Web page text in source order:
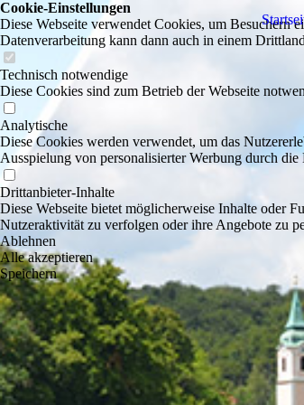
Cookie-Einstellungen
Diese Webseite verwendet Cookies, um Besuchern
Datenverarbeitung kann dann auch in einem
Technisch notwendige
Diese Cookies sind zum Betrieb der Webseite
Analytische
Diese Cookies werden verwendet, um das
Ausspielung von personalisierter Werbung durch
Drittanbieter-Inhalte
Diese Webseite bietet möglicherweise Inhalte oder
Nutzeraktivität zu verfolgen oder ihre Angebote zu
Ablehnen
Alle akzeptieren
Speichern